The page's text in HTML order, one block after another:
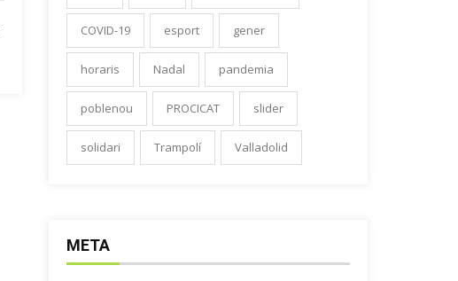
COVID-19 esport gener
horaris Nadal pandemia
poblenou PROCICAT slider
solidari Trampolí Valladolid
META